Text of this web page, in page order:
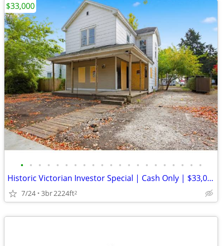
• • • • • • • • • • • • • • • • • • • • •
Historic Victorian Investor Special | Cash Only | $33,000
7/24 3br2224ft2
$33,000